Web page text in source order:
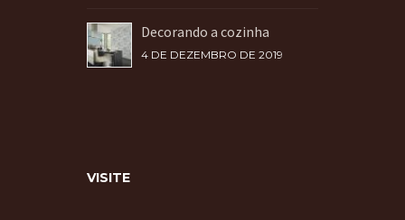
Decorando a cozinha
4 DE DEZEMBRO DE 2019
VISITE